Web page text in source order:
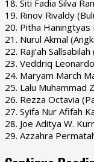
18. Siti Fadia Silva
19. Rinov Rivaldy
20. Pitha Haningtyas
21. Nurul Akmal
22. Raji’ah
23. Veddriq
24. Maryam March
25. Lalu Muhammad
26. Rezza Octavia
27. Syifa Nur Afifah
28. Joe Aditya W.
29. Azzahra